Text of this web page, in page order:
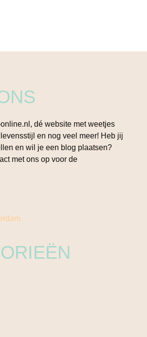
dé website met weetjes
en nog veel meer! Heb jij
en wil je een blog plaatsen?
met ons op voor de